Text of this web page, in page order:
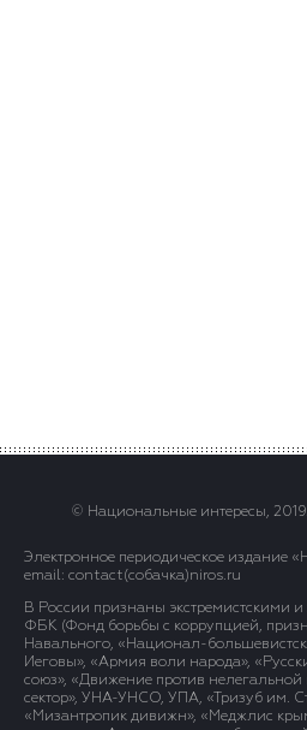
© Национальные интересы,
Электронное периодическое издание
email: contact(сoбaчка)niros.ru
В России признаны экстремистскими
ФБК (Фонд борьбы с коррупцией,
Навального, «Национал-
Иеговы», «Армия воли народа»,
союз», «Движение против
сектор», УНА-УНСО, УПА, «Тризуб им.
«Мизантропик дивижн», «Меджлис